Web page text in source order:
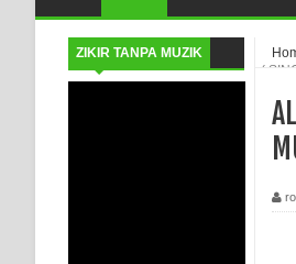
Wusul kepada Allah
Hati dan dua sayap
MUKASYAFAH
ZIKIR TANPA MUZIK
(